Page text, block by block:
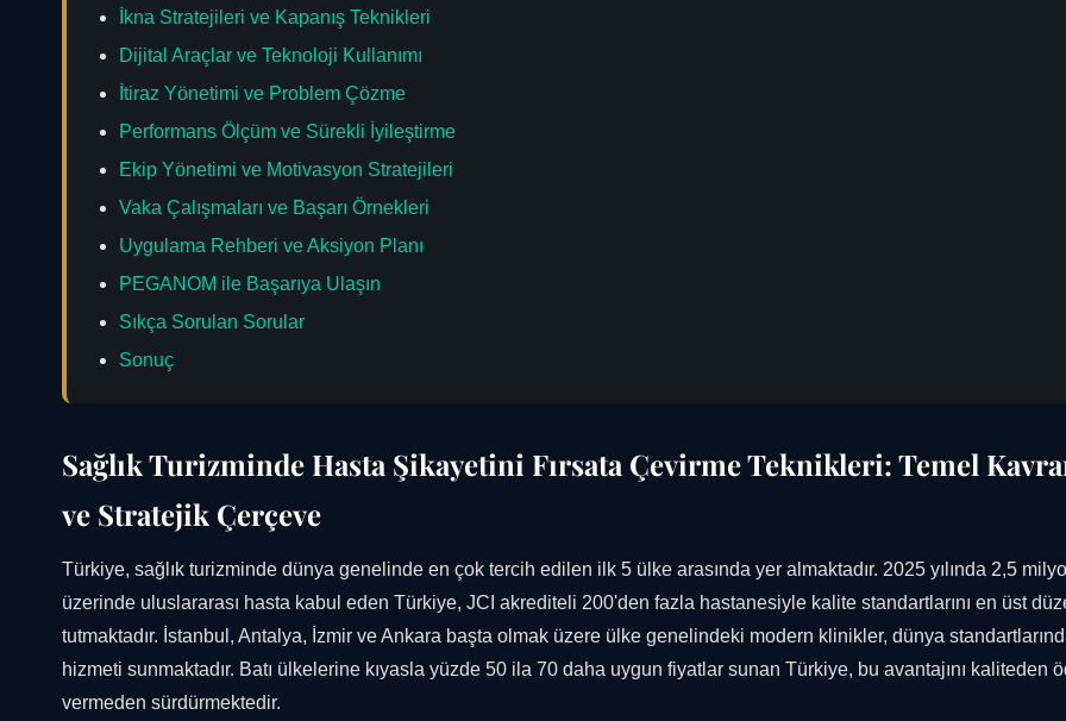
İkna Stratejileri ve Kapanış Teknikleri
Dijital Araçlar ve Teknoloji Kullanımı
İtiraz Yönetimi ve Problem Çözme
Performans Ölçüm ve Sürekli İyileştirme
Ekip Yönetimi ve Motivasyon Stratejileri
Vaka Çalışmaları ve Başarı Örnekleri
Uygulama Rehberi ve Aksiyon Planı
PEGANOM ile Başarıya Ulaşın
Sıkça Sorulan Sorular
Sonuç
Sağlık Turizminde Hasta Şikayetini Fırsata Çevirme Teknikleri: Temel
ve Stratejik Çerçeve
Türkiye, sağlık turizminde dünya genelinde en çok tercih edilen ilk 5 ülke arasında yer almaktadır. 2025 yılında 2,5
üzerinde uluslararası hasta kabul eden Türkiye, JCI akrediteli 200'den fazla hastanesiyle kalite standartlarını en üst
tutmaktadır. İstanbul, Antalya, İzmir ve Ankara başta olmak üzere ülke genelindeki modern klinikler, dünya
hizmeti sunmaktadır. Batı ülkelerine kıyasla yüzde 50 ila 70 daha uygun fiyatlar sunan Türkiye, bu avantajını kaliteden
vermeden sürdürmektedir.